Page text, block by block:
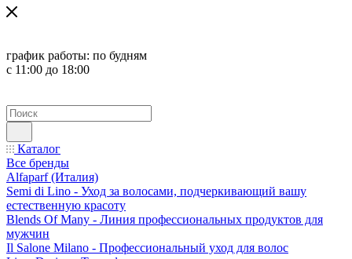
график работы: по будням
с 11:00 до 18:00
Каталог
Все бренды
Alfaparf (Италия)
Semi di Lino - Уход за волосами, подчеркивающий вашу
естественную красоту
Blends Of Many - Линия профессиональных продуктов для
мужчин
Il Salone Milano - Профессиональный уход для волос